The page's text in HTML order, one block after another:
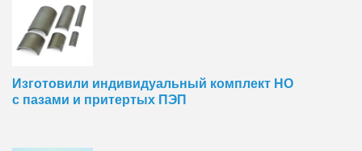
Изготовили индивидуальный комплект НО
с пазами и притертых ПЭП